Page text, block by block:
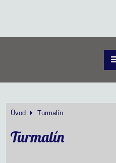
Úvod Turmalín
Turmalín